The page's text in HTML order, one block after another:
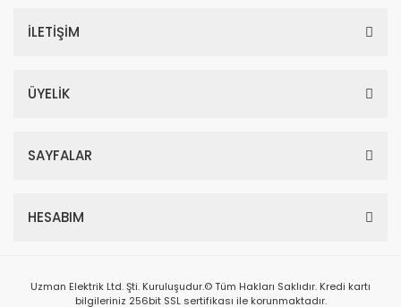
İLETİŞİM
ÜYELİK
SAYFALAR
HESABIM
Uzman Elektrik Ltd. Şti. Kuruluşudur.© Tüm Hakları Saklıdır. Kredi kartı
bilgileriniz 256bit SSL sertifikası ile korunmaktadır.